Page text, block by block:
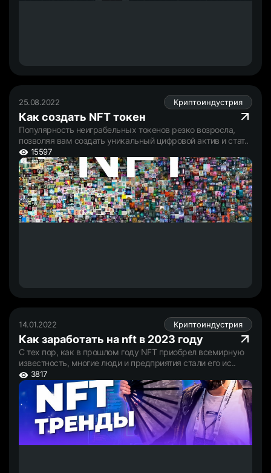
25.08.2022 Криптоиндустрия
Как создать NFT токен
Популярность неиграбельных токенов резко возросла,
позволяя вам создать уникальный цифровой актив и стат..
15597
14.01.2022 Криптоиндустрия
Как заработать на nft в 2023 году
С тех пор, как в прошлом году NFT приобрел всемирную
известность, многие люди и предприятия стали его ис..
3817